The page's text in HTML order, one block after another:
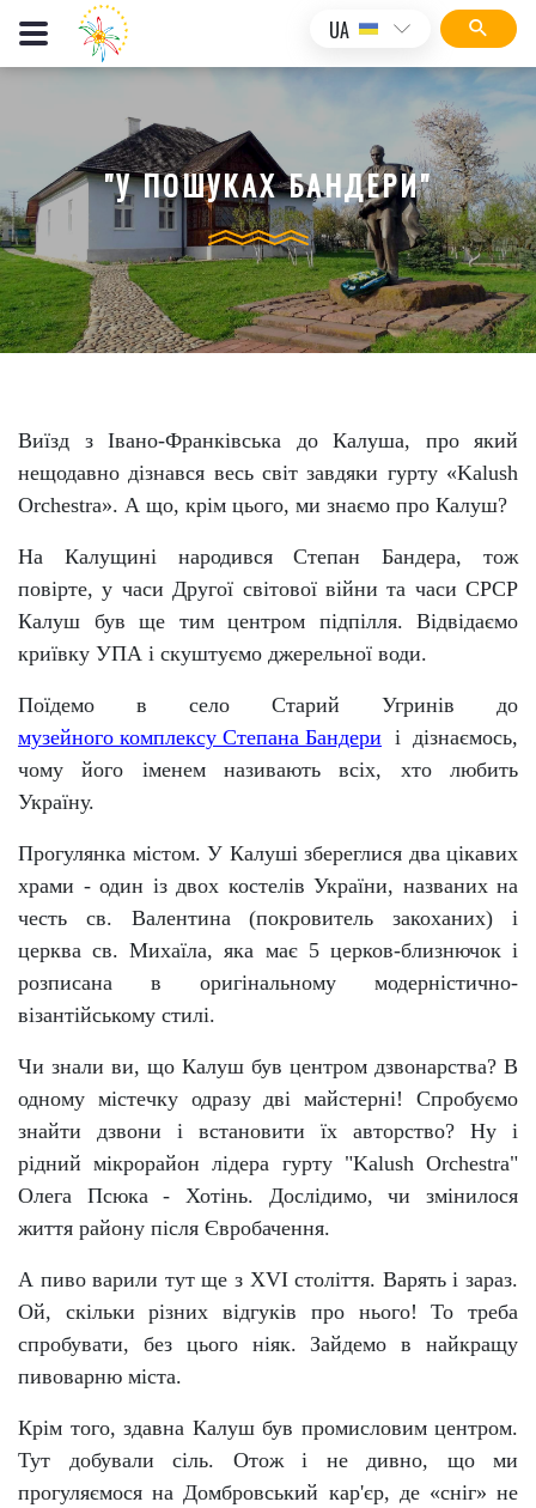
UA
"У ПОШУКАХ БАНДЕРИ"
Виїзд з Івано-Франківська до Калуша, про який
нещодавно дізнався весь світ завдяки гурту «Kalush
Orchestra». А що, крім цього, ми знаємо про Калуш?
На Калущині народився Степан Бандера, тож
повірте, у часи Другої світової війни та часи СРСР
Калуш був ще тим центром підпілля. Відвідаємо
криївку УПА і скуштуємо джерельної води.
Поїдемо в село Старий Угринів до
музейного комплексу Степана Бандери і дізнаємось,
чому його іменем називають всіх, хто любить
Україну.
Прогулянка містом. У Калуші збереглися два цікавих
храми - один із двох костелів України, названих на
честь св. Валентина (покровитель закоханих) і
церква св. Михаїла, яка має 5 церков-близнючок і
розписана в оригінальному модерністично-
візантійському стилі.
Чи знали ви, що Калуш був центром дзвонарства? В
одному містечку одразу дві майстерні! Спробуємо
знайти дзвони і встановити їх авторство? Ну і
рідний мікрорайон лідера гурту "Kalush Orchestra"
Олега Псюка - Хотінь. Дослідимо, чи змінилося
життя району після Євробачення.
А пиво варили тут ще з XVI століття. Варять і зараз.
Ой, скільки різних відгуків про нього! То треба
спробувати, без цього ніяк. Зайдемо в найкращу
пивоварню міста.
Крім того, здавна Калуш був промисловим центром.
Тут добували сіль. Отож і не дивно, що ми
прогуляємося на Домбровський кар'єр, де «сніг» не